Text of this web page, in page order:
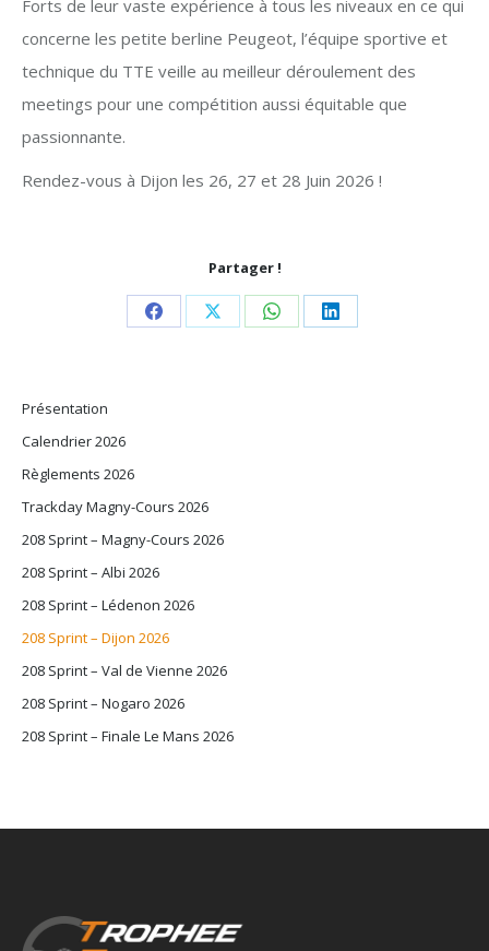
Forts de leur vaste expérience à tous les niveaux en ce qui
concerne les petite berline Peugeot, l’équipe sportive et
technique du TTE veille au meilleur déroulement des
meetings pour une compétition aussi équitable que
passionnante.
Rendez-vous à Dijon les 26, 27 et 28 Juin 2026 !
Partager !
Share Share Share Share
Présentation
Calendrier 2026
Règlements 2026
Trackday Magny-Cours 2026
208 Sprint – Magny-Cours 2026
208 Sprint – Albi 2026
208 Sprint – Lédenon 2026
208 Sprint – Dijon 2026
208 Sprint – Val de Vienne 2026
208 Sprint – Nogaro 2026
208 Sprint – Finale Le Mans 2026